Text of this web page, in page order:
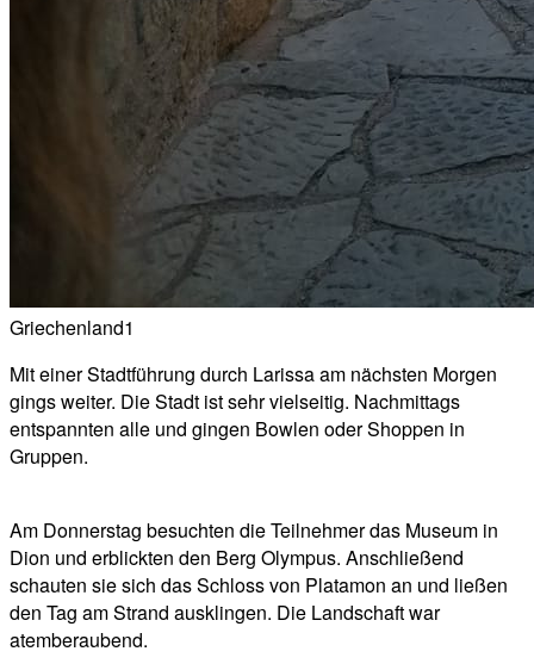
Griechenland1
Mit einer Stadtführung durch Larissa am nächsten Morgen
gings weiter. Die Stadt ist sehr vielseitig. Nachmittags
entspannten alle und gingen Bowlen oder Shoppen in
Gruppen.
Am Donnerstag besuchten die Teilnehmer das Museum in
Dion und erblickten den Berg Olympus. Anschließend
schauten sie sich das Schloss von Platamon an und ließen
den Tag am Strand ausklingen. Die Landschaft war
atemberaubend.